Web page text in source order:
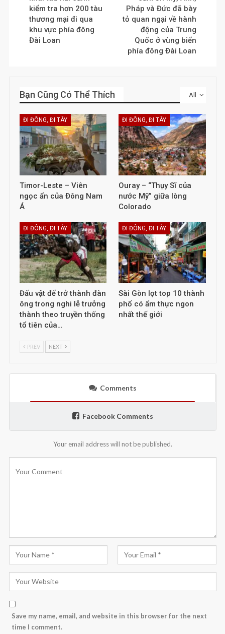
kiểm tra hơn 200 tàu
thương mại đi qua
khu vực phía đông
Đài Loan
Pháp và Đức đã bày
tỏ quan ngại về hành
động của Trung
Quốc ở vùng biển
phía đông Đài Loan
All
Bạn Cũng Có Thể Thích
ĐI ĐÔNG, ĐI TÂY
Timor-Leste – Viên
ngọc ẩn của Đông Nam
Á
ĐI ĐÔNG, ĐI TÂY
Ouray – “Thụy Sĩ của
nước Mỹ” giữa lòng
Colorado
ĐI ĐÔNG, ĐI TÂY
Đấu vật để trở thành đàn
ông trong nghi lễ trưởng
thành theo truyền thống
tổ tiên của…
ĐI ĐÔNG, ĐI TÂY
Sài Gòn lọt top 10 thành
phố có ẩm thực ngon
nhất thế giới
PREV NEXT
Comments
Facebook Comments
Your email address will not be published.
Save my name, email, and website in this browser for the next
time I comment.